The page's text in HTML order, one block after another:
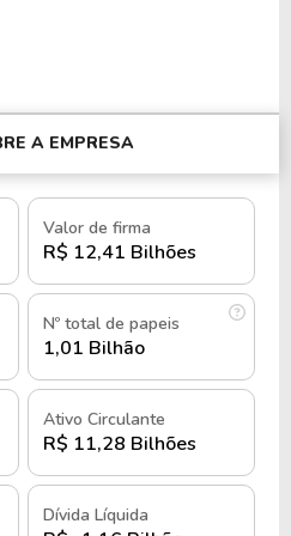
de produtos e a
os estados brasileiros
internacionais.
na B3 sob os códigos
fracionário.
Foi Criada a Lojas
em 1922, em Porto
A.J. Renner, que
para a produção
A EMPRESA
Valor de firma
R$ 12,41 Bilhões
Nº total de papeis
1,01 Bilhão
Ativo Circulante
R$ 11,28 Bilhões
Dívida Líquida